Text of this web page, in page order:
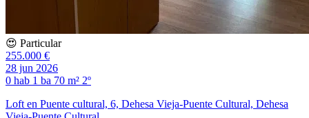
😍 Particular
255.000 €
28 jun 2026
0 hab 1 ba 70 m² 2º
Loft en Puente cultural, 6, Dehesa Vieja-Puente Cultural, Dehesa